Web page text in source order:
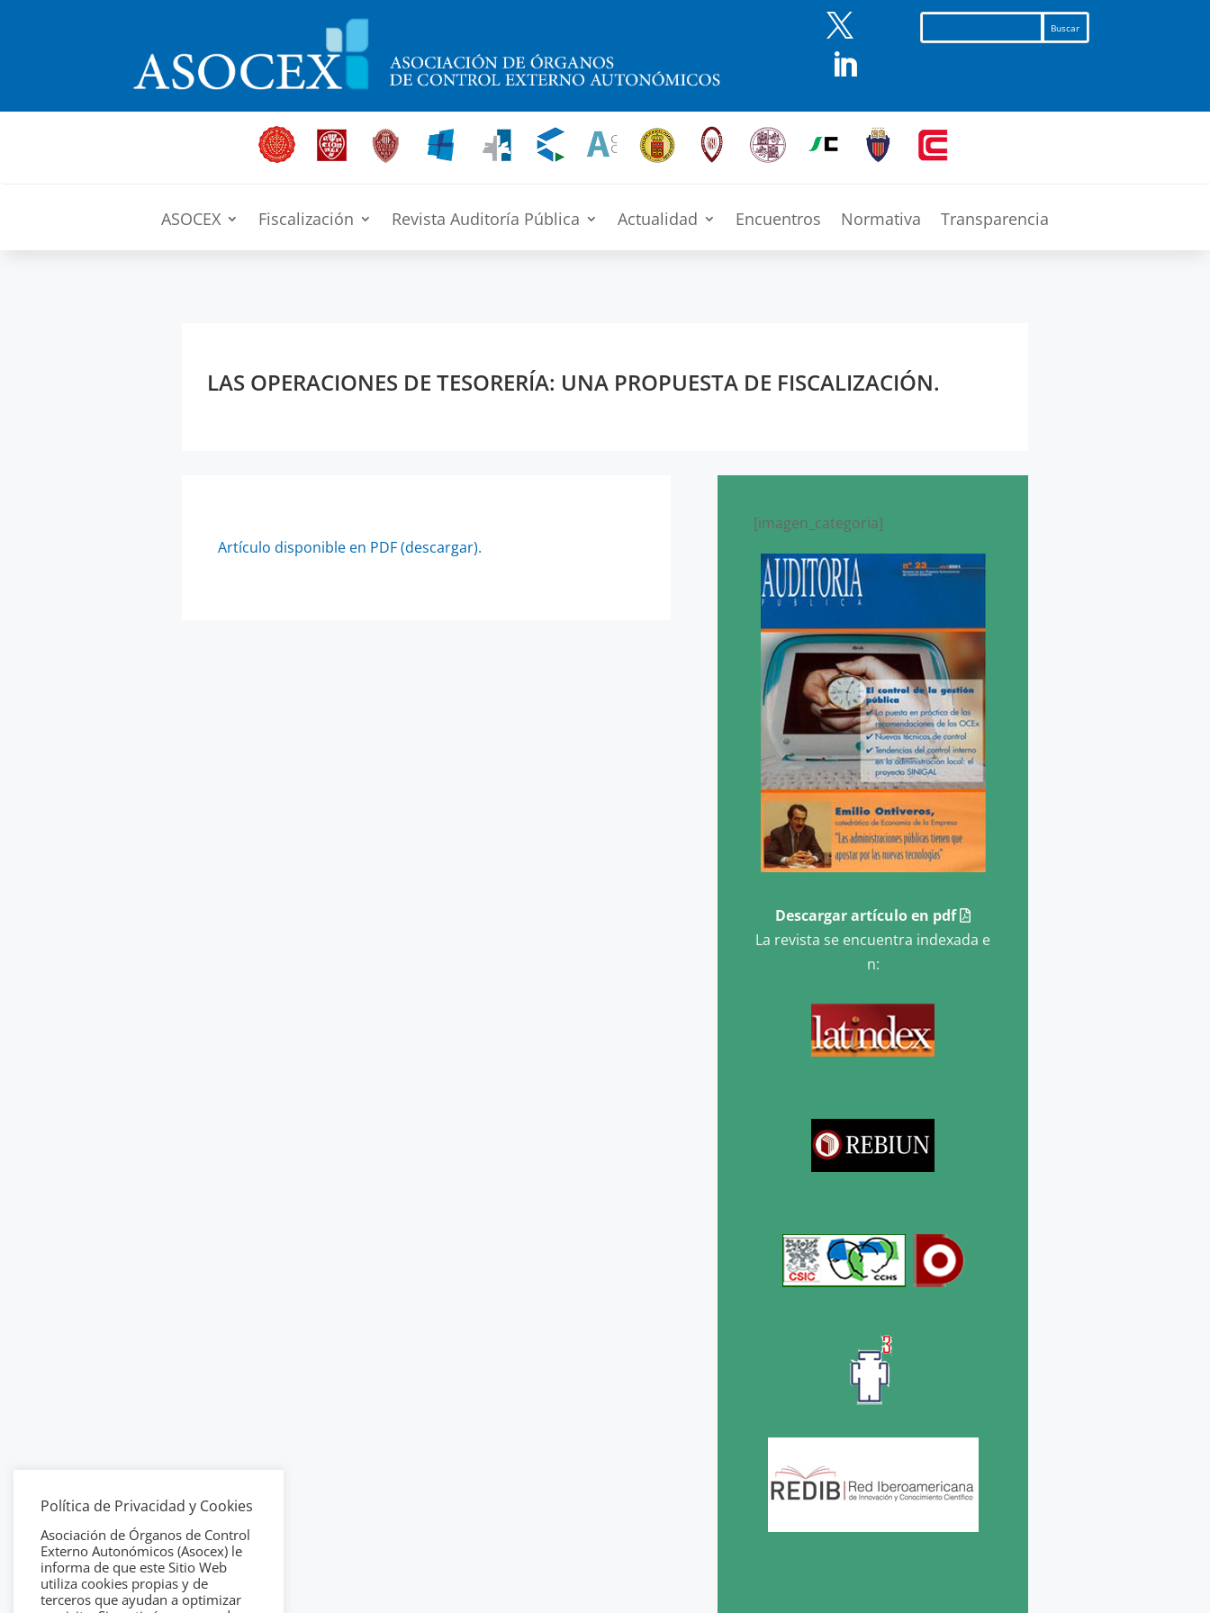


ASOCEX Fiscalización Revista Auditoría Pública Actualidad Encuentros Normativa Transparencia
LAS OPERACIONES DE TESORERÍA: UNA PROPUESTA DE FISCALIZACIÓN.
Artículo disponible en PDF (descargar).
[imagen_categoria]
Descargar artículo en pdf
La revista se encuentra indexada e
n:
Política de Privacidad y Cookies
Asociación de Órganos de Control
Externo Autonómicos (Asocex) le
informa de que este Sitio Web
utiliza cookies propias y de
terceros que ayudan a optimizar